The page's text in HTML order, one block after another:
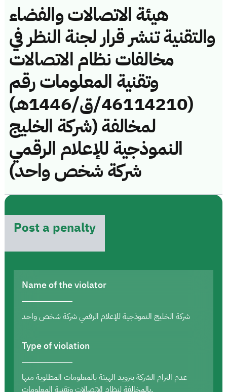
هيئة الاتصالات والفضاء
والتقنية تنشر قرار لجنة النظر في
مخالفات نظام الاتصالات
وتقنية المعلومات رقم
(46114210/ق/1446هـ)
لمخالفة (شركة الخليج
النموذجية للإعلام الرقمي
شركة شخص واحد)
Post a penalty
Name of the violator
شركة الخليج النموذجية للإعلام الرقمي شركة شخص واحد
Type of violation
عدم التزام الشركة بتزويد الهيئة بالمعلومات المطلوبة منها
بالمخالفة لنظام الاتصالات وتقنية المعلومات.